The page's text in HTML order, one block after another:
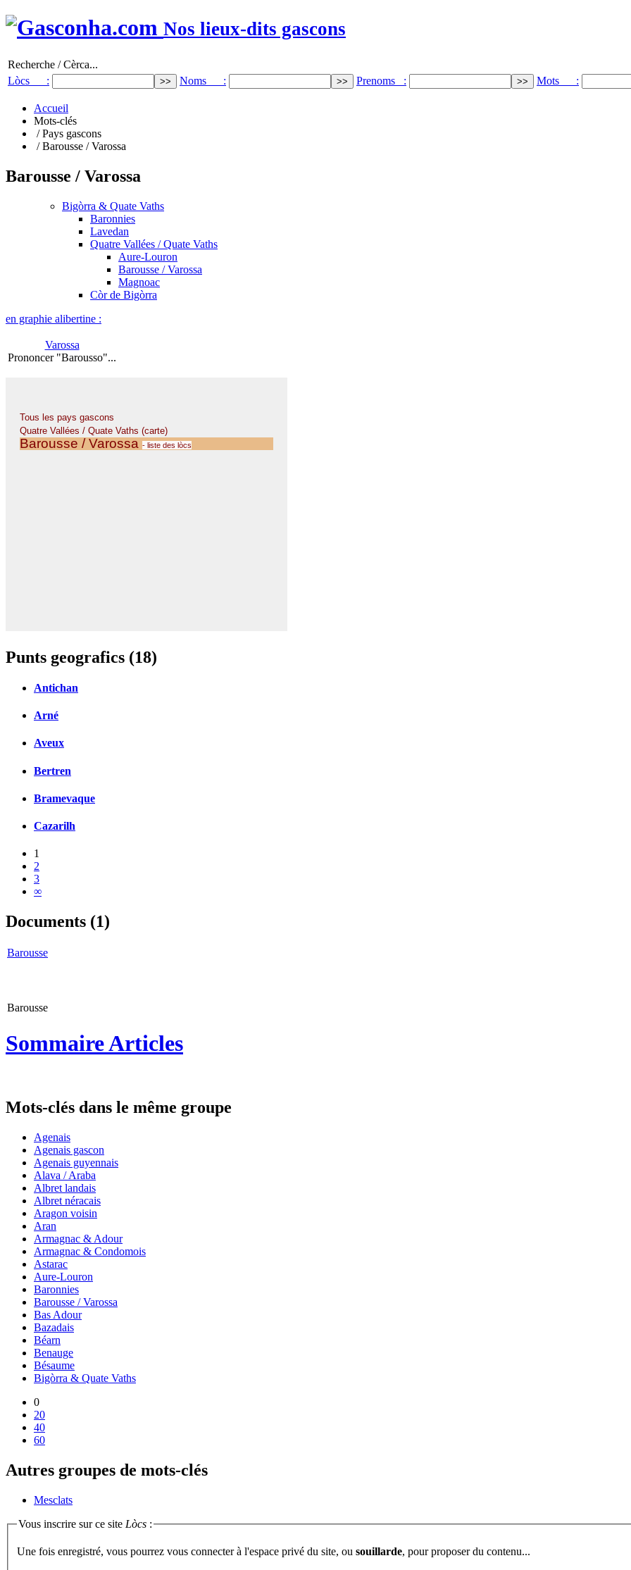
Nos lieux-dits gascons
Recherche / Cèrca...
Lòcs :
Noms : Prenoms : Mots :
Accueil
Mots-clés
/ Pays gascons
/ Barousse / Varossa
Barousse / Varossa
Bigòrra & Quate Vaths
Baronnies
Lavedan
Quatre Vallées / Quate Vaths
Aure-Louron
Barousse / Varossa
Magnoac
Còr de Bigòrra
en graphie alibertine :
Varossa
Prononcer "Barousso"...
Punts geografics (18)
Antichan
Arné
Aveux
Bertren
Bramevaque
Cazarilh
1
2
3
∞
Documents (1)
Barousse
Barousse
Sommaire Articles
Mots-clés dans le même groupe
Agenais
Agenais gascon
Agenais guyennais
Alava / Araba
Albret landais
Albret néracais
Aragon voisin
Aran
Armagnac & Adour
Armagnac & Condomois
Astarac
Aure-Louron
Baronnies
Barousse / Varossa
Bas Adour
Bazadais
Béarn
Benauge
Bésaume
Bigòrra & Quate Vaths
0
20
40
60
Autres groupes de mots-clés
Mesclats
Vous inscrire sur ce site Lòcs :
Une fois enregistré, vous pourrez vous connecter à l'espace privé du site, ou souillarde , pour proposer du contenu...